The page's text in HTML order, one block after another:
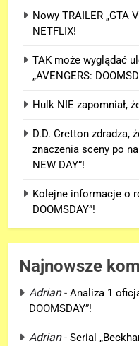
Nowy TRAILER „GTA
NETFLIX!
TAK może wyglądać
„AVENGERS:
Hulk NIE zapomniał,
D.D. Cretton zdradza,
znaczenia sceny po
NEW DAY”!
Kolejne informacje o
DOOMSDAY”!
Najnowsze
Adrian- Analiza 1
DOOMSDAY”!
Adrian- Serial
5